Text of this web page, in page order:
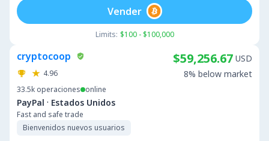
Limits: $100 - $100,000
Vender
cryptocoop
4.96
33.5k operaciones online
PayPal · Estados Unidos
Fast and safe trade
Bienvenidos nuevos usuarios
$59,256.67 USD
8% below market